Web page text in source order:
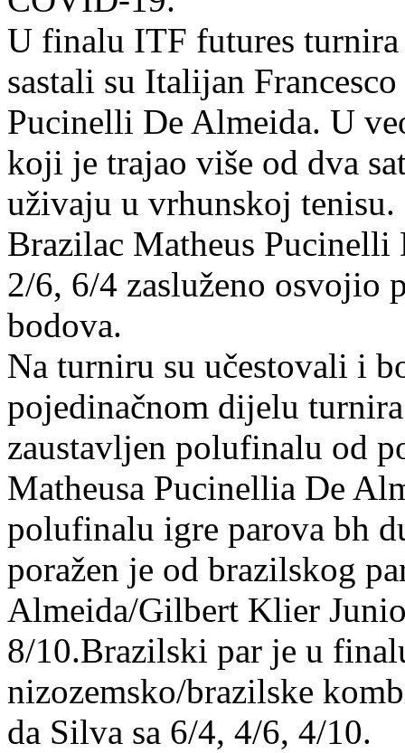
U finalu ITF futures
sastali su Italijan
Pucinelli De Almeida. U
koji je trajao više od dva
uživaju u vrhunskoj tenisu.
Brazilac Matheus
2/6, 6/4 zasluženo osvojio
bodova.
Na turniru su učestovali i
pojedinačnom dijelu
zaustavljen polufinalu od
Matheusa Pucinellia De
polufinalu igre parova bh
poražen je od brazilskog
Almeida/Gilbert Klier
8/10.Brazilski par je u
nizozemsko/brazilske
da Silva sa 6/4, 4/6, 4/10.